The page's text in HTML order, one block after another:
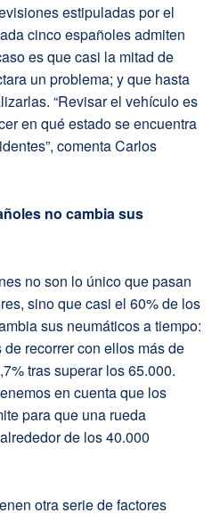
estipuladas por el
cinco españoles admiten
es que casi la mitad de
un problema; y que hasta
“Revisar el vehículo es
en qué estado se encuentra
comenta Carlos
no cambia sus
no son lo único que pasan
sino que casi el 60% de los
sus neumáticos a tiempo:
recorrer con ellos más de
tras superar los 65.000.
en cuenta que los
para que una rueda
de los 40.000
otra serie de factores